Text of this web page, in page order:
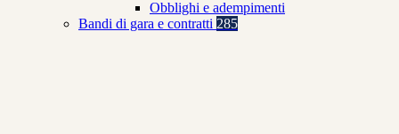
Obblighi e adempimenti
Bandi di gara e contratti 285